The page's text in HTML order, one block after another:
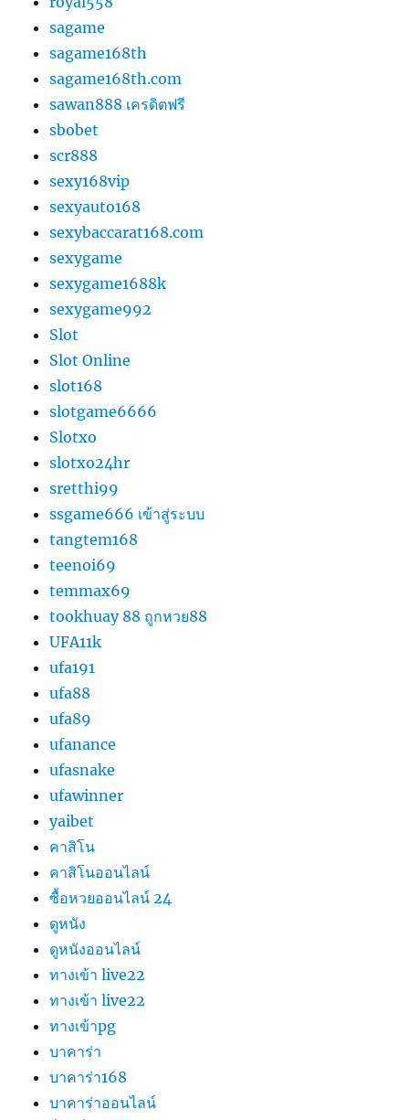
sagame
sagame168th
sagame168th.com
sawan888 เครดิตฟรี
sbobet
scr888
sexy168vip
sexyauto168
sexybaccarat168.com
sexygame
sexygame1688k
sexygame992
Slot
Slot Online
slot168
slotgame6666
Slotxo
slotxo24hr
sretthi99
ssgame666 เข้าสู่ระบบ
tangtem168
teenoi69
temmax69
tookhuay 88 ถูกหวย88
UFA11k
ufa191
ufa88
ufa89
ufanance
ufasnake
ufawinner
yaibet
คาสิโน
คาสิโนออนไลน์
ซื้อหวยออนไลน์ 24
ดูหนัง
ดูหนังออนไลน์
ทางเข้า live22
ทางเข้า live22
ทางเข้าpg
บาคาร่า
บาคาร่า168
บาคาร่าออนไลน์